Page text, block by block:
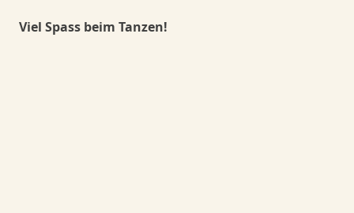
Viel Spass beim Tanzen!